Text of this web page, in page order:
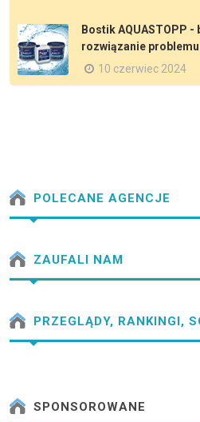
Bostik AQUASTOPP -
rozwiązanie
10 czerwiec 2024
POLECANE AGENCJE
ZAUFALI NAM
PRZEGLĄDY, RANKINGI,
SPONSOROWANE